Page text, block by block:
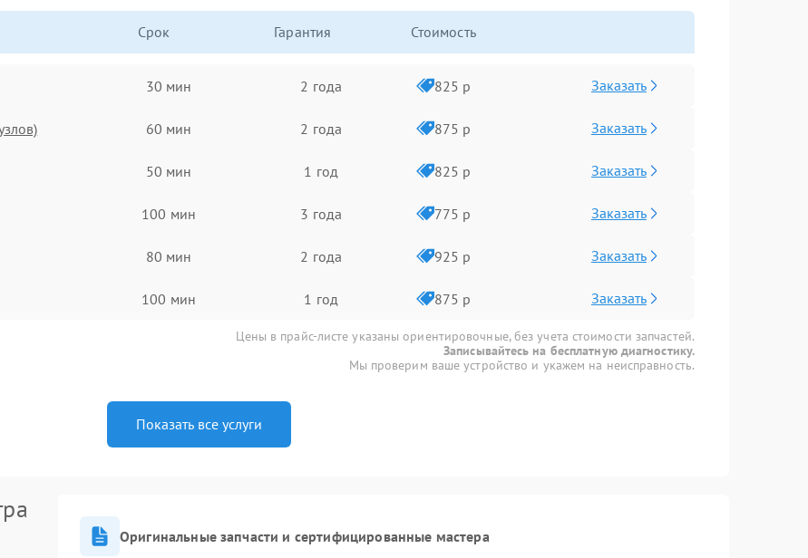
Срок Гарантия Стоимость
30 мин 2 года 825 р Заказать
60 мин 2 года 875 р Заказать
50 мин 1 год 825 р Заказать
100 мин 3 года 775 р Заказать
80 мин 2 года 925 р Заказать
100 мин 1 год 875 р Заказать
Цены в прайс-листе указаны ориентировочные, без учета стоимости запчастей.
Записывайтесь на бесплатную диагностику.
Мы проверим ваше устройство и укажем на неисправность.
Показать все услуги
Оригинальные запчасти и сертифицированные мастера